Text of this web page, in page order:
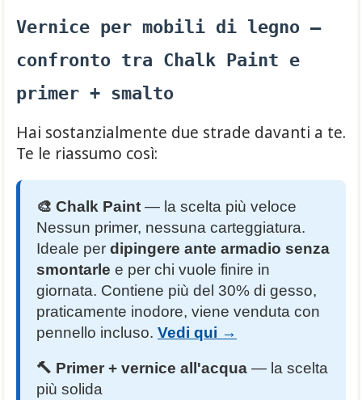
Vernice per mobili di legno —
confronto tra Chalk Paint e
primer + smalto
Hai sostanzialmente due strade davanti a te.
Te le riassumo così:
🎨 Chalk Paint — la scelta più veloce
Nessun primer, nessuna carteggiatura.
Ideale per dipingere ante armadio senza
smontarle e per chi vuole finire in
giornata. Contiene più del 30% di gesso,
praticamente inodore, viene venduta con
pennello incluso. Vedi qui →
🔨 Primer + vernice all'acqua — la scelta
più solida